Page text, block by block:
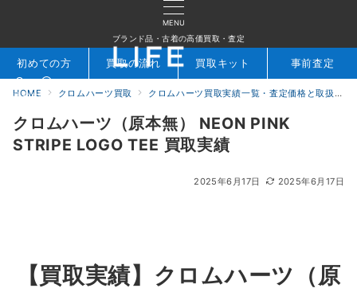
MENU
ブランド品・古着の高価買取・査定
検索 お問合せ
初めての方 買取の流れ 買取キット 事前査定
HOME クロムハーツ買取 クロムハーツ買取実績一覧・査定価格と取扱アイテムを公開｜ブランド買取専門店LIFE
クロムハーツ（原本無） NEON PINK
STRIPE LOGO TEE 買取実績
2025年6月17日 2025年6月17日
【買取実績】 クロムハーツ（原